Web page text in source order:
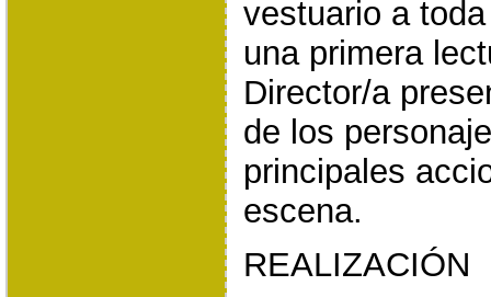
vestuario a
una primera
Director/a
de los
principales
escena.
REALIZACIÓN